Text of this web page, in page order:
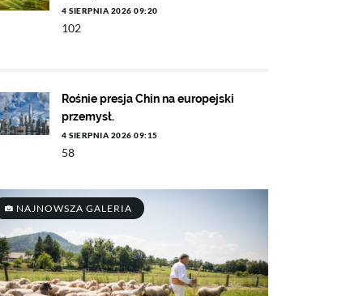
4 SIERPNIA 2026 09:20
102
Rośnie presja Chin na europejski
przemysł.
4 SIERPNIA 2026 09:15
58
NAJNOWSZA GALERIA